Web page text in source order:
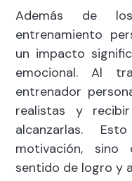
Además de
entrenamiento
un impacto
emocional. Al
entrenador
realistas y
alcanzarlas.
motivación,
sentido de logro y